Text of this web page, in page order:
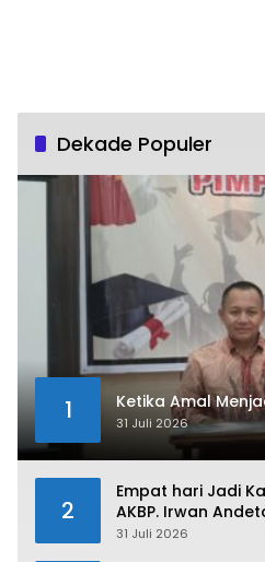
Dekade Populer
1 Ketika Amal
31 Juli 2026
2
Empat hari Jadi
AKBP. Irwan
PWI Kota
31 Juli 2026